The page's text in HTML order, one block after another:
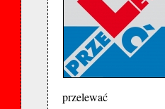
przelewać